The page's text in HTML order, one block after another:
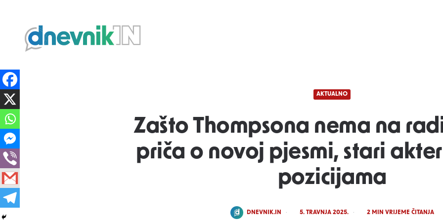
Dnevnik.in
AKTUALNO
Zašto Thompsona nema na
priča o novoj pjesmi, stari
pozicijama
POSTED
DNEVNIK.IN 5. TRAVNJA 2025. 2MIN VRIJEME ČITANJA